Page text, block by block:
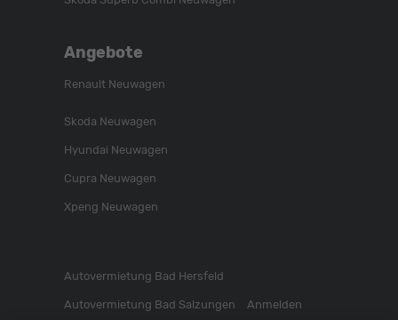
Angebote
Renault Neuwagen
Skoda Neuwagen
Hyundai Neuwagen
Cupra Neuwagen
Xpeng Neuwagen
Autovermietung Bad Hersfeld
Autovermietung Bad Salzungen Anmelden